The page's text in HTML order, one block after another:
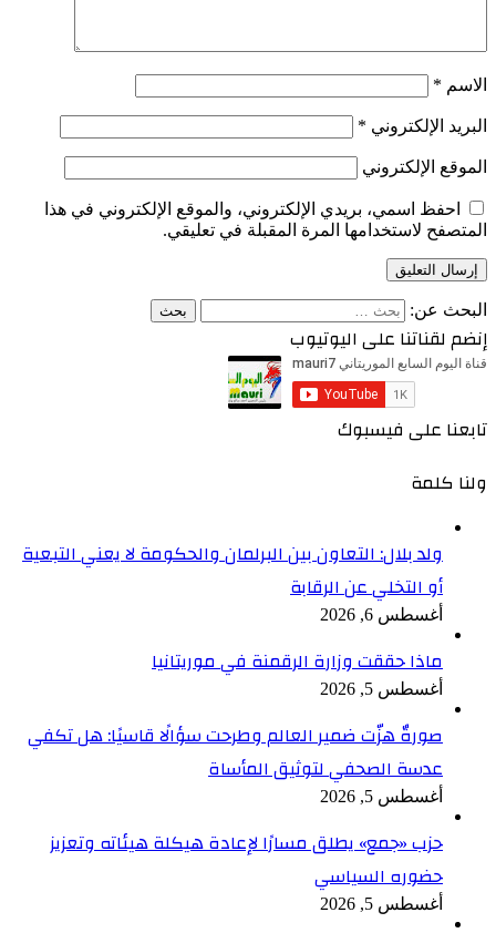
الاسم *
البريد الإلكتروني *
الموقع الإلكتروني
احفظ اسمي، بريدي الإلكتروني، والموقع الإلكتروني في هذا
المتصفح لاستخدامها المرة المقبلة في تعليقي.
البحث عن:
إنضم لقناتنا على اليوتيوب
تابعنا على فيسبوك
ولنا كلمة
ولد بلال: التعاون بين البرلمان والحكومة لا يعني التبعية
أو التخلي عن الرقابة
أغسطس 6, 2026
ماذا حققت وزارة الرقمنة في موريتانيا
أغسطس 5, 2026
صورةٌ هزّت ضمير العالم وطرحت سؤالًا قاسيًا: هل تكفي
عدسة الصحفي لتوثيق المأساة
أغسطس 5, 2026
حزب «جمع» يطلق مسارًا لإعادة هيكلة هيئاته وتعزيز
حضوره السياسي
أغسطس 5, 2026